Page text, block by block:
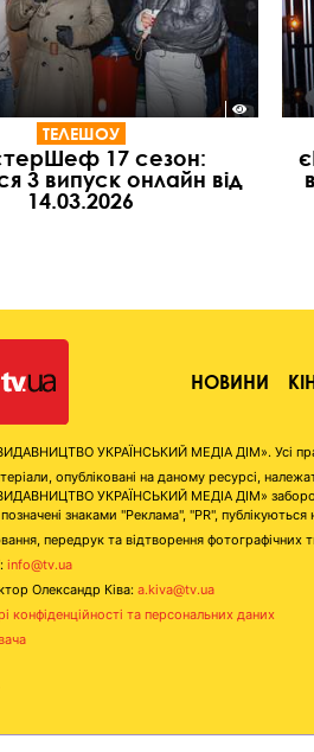
ТЕЛЕШОУ
17 сезон:
3 випуск онлайн від
14.03.2026
НОВИНИ
УКРАЇНСЬКИЙ МЕДІА ДІМ». Усі
опубліковані на даному ресурсі,
УКРАЇНСЬКИЙ МЕДІА ДІМ»
знаками "Реклама", "PR",
передрук та відтворення фотографічних
info@tv.ua
Олександр Ківа: a.kiva@tv.ua
конфіденційності та персональних даних